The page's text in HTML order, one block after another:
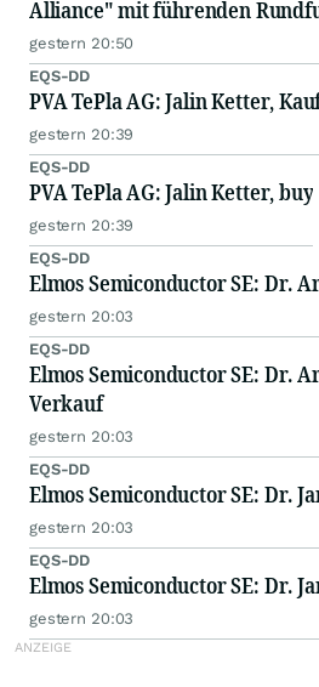
Alliance" mit führenden
gestern 20:50
EQS-DD
PVA TePla AG: Jalin Ketter,
gestern 20:39
EQS-DD
PVA TePla AG: Jalin Ketter, buy
gestern 20:39
EQS-DD
Elmos Semiconductor SE: Dr.
gestern 20:03
EQS-DD
Elmos Semiconductor SE: Dr.
Verkauf
gestern 20:03
EQS-DD
Elmos Semiconductor SE: Dr.
gestern 20:03
EQS-DD
Elmos Semiconductor SE: Dr.
gestern 20:03